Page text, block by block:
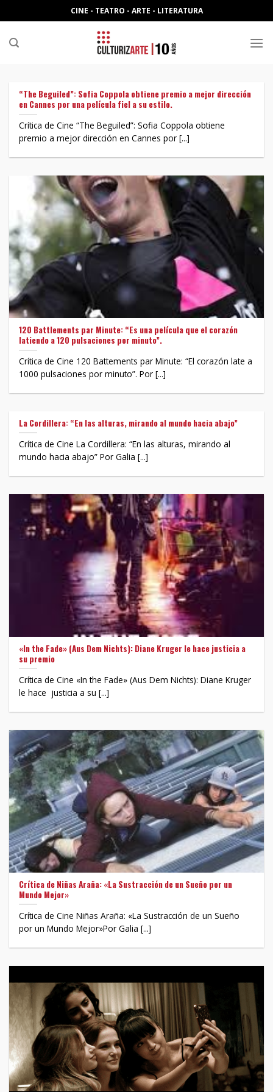
to
content
CINE - TEATRO - ARTE - LITERATURA
“The Beguiled”: Sofia Coppola obtiene premio a mejor dirección
en Cannes por una película fiel a su estilo.
Crítica de Cine “The Beguiled”: Sofia Coppola obtiene
premio a mejor dirección en Cannes por [...]
120 Battlements par Minute: “Es una película que el corazón
latiendo a 120 pulsaciones por minuto”.
Crítica de Cine 120 Battements par Minute: “El corazón late a
1000 pulsaciones por minuto”. Por [...]
La Cordillera: “En las alturas, mirando al mundo hacia abajo”
Crítica de Cine La Cordillera: “En las alturas, mirando al
mundo hacia abajo” Por Galia [...]
«In the Fade» (Aus Dem Nichts): Diane Kruger le hace justicia a
su premio
Crítica de Cine «In the Fade» (Aus Dem Nichts): Diane Kruger
le hace justicia a su [...]
Crítica de Niñas Araña: «La Sustracción de un Sueño por un
Mundo Mejor»
Crítica de Cine Niñas Araña: «La Sustracción de un Sueño
por un Mundo Mejor»Por Galia [...]